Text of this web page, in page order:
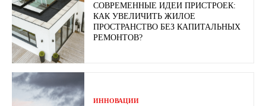
СОВРЕМЕННЫЕ ИДЕИ ПРИСТРОЕК:
КАК УВЕЛИЧИТЬ ЖИЛОЕ
ПРОСТРАНСТВО БЕЗ КАПИТАЛЬНЫХ
РЕМОНТОВ?
ИННОВАЦИИ